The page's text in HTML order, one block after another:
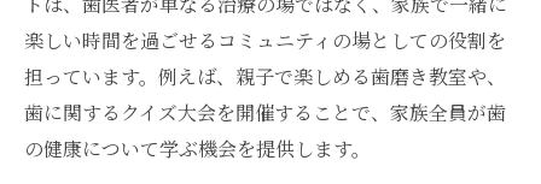
楽しい時間を過ごせるコミュニティの場としての役割を
担っています。例えば、親子で楽しめる歯磨き教室や、
歯に関するクイズ大会を開催することで、家族全員が歯
の健康について学ぶ機会を提供します。